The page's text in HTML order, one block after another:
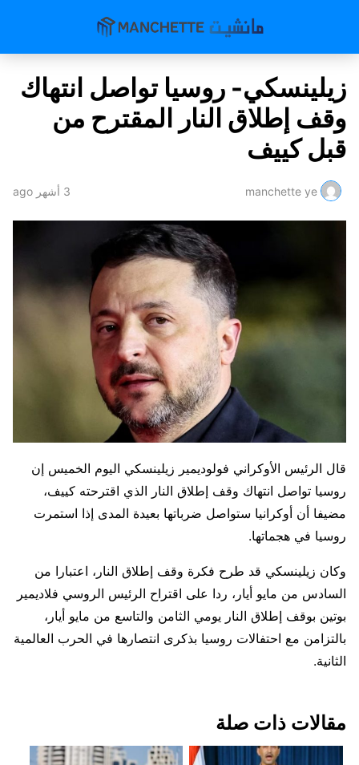
زيلينسكي- روسيا تواصل انتهاك
وقف إطلاق النار المقترح من
قبل كييف
manchette ye 3 أشهر ago
قال الرئيس الأوكراني فولوديمير زيلينسكي اليوم الخميس إن
روسيا تواصل انتهاك وقف إطلاق النار الذي اقترحته كييف،
مضيفا أن أوكرانيا ستواصل ضرباتها بعيدة ​المدى إذا استمرت
روسيا في هجماتها.
وكان زيلينسكي قد طرح فكرة ‌وقف إطلاق النار، اعتبارا من
السادس من مايو أيار، ردا على اقتراح الرئيس الروسي فلاديمير
بوتين بوقف إطلاق النار يومي الثامن والتاسع من مايو أيار،
بالتزامن مع احتفالات روسيا بذكرى انتصارها في الحرب العالمية
الثانية.
مقالات ذات صلة